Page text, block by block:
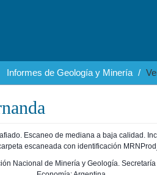
Informes de Geología y Minería
Escaneo de mediana a baja calidad.
escaneada con identificación
Nacional de Minería y Geología.